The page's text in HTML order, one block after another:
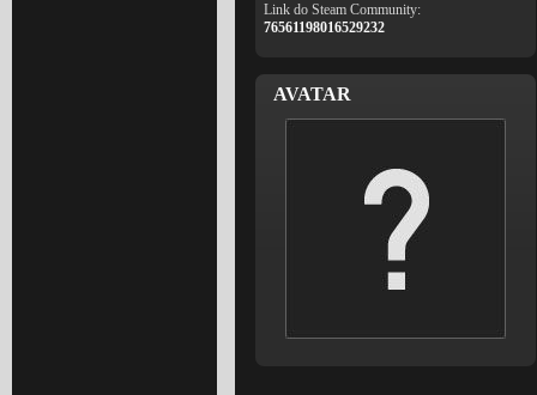
Link do Steam Community:
76561198016529232
AVATAR